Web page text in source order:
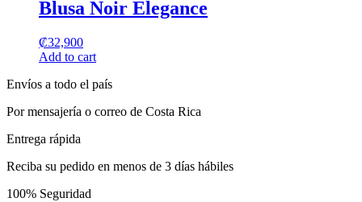
chosen
on
the
product
page
multiple
The
options
be
chosen
on
the
product
page
Blusa Noir Elegance
₡32,900
Add to cart
Envíos a todo el país
Por mensajería o correo de Costa Rica
Entrega rápida
Reciba su pedido en menos de 3 días hábiles
100% Seguridad